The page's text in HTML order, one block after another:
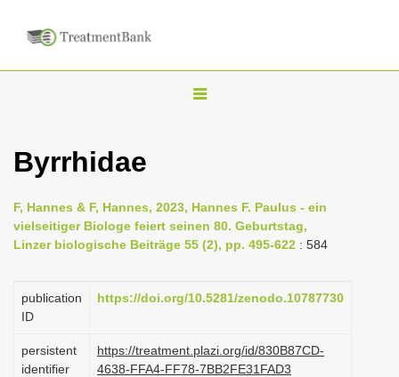
T
n
v
a
Byrrhidae
F, Hannes & F, Hannes, 2023, Hannes F. Paulus - ein
vielseitiger Biologe feiert seinen 80. Geburtstag,
Linzer biologische Beiträge 55 (2), pp. 495-622 : 584
publication
ID
https://doi.org/10.5281/zenodo.10787730
persistent
identifier
https://treatment.plazi.org/id/830B87CD-
4638-FFA4-FF78-7BB2FE31FAD3